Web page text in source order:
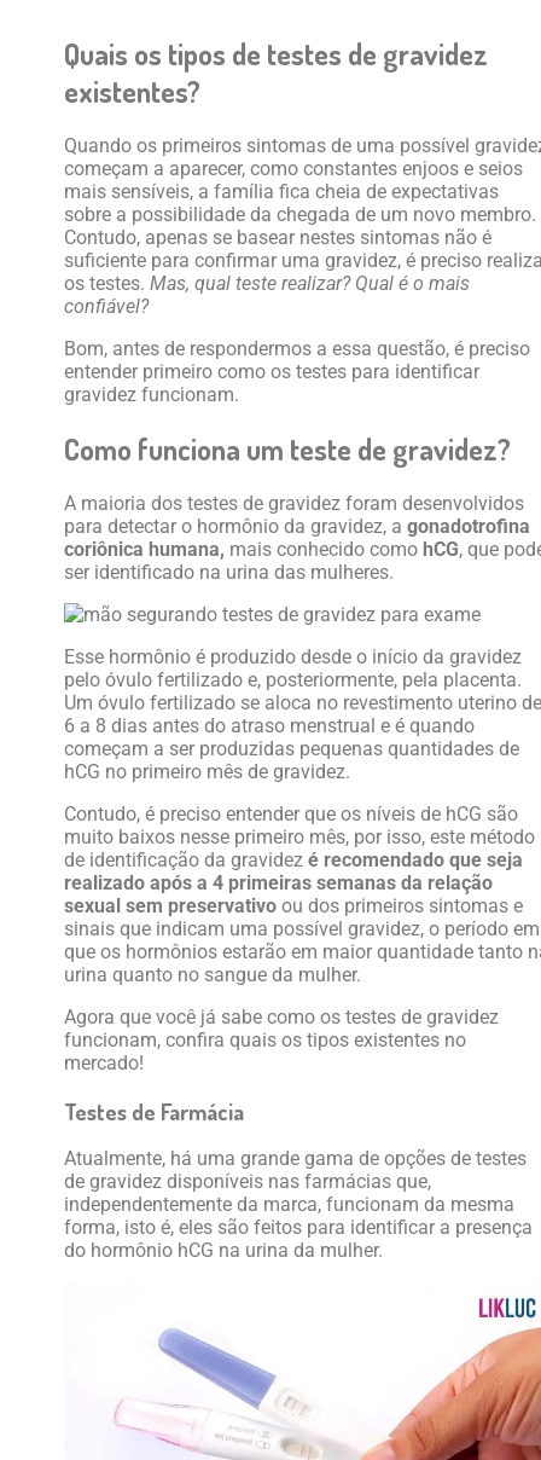
Quais os tipos de testes de gravidez
existentes?
Quando os primeiros sintomas de uma possível
começam a aparecer, como constantes enjoos e seios
mais sensíveis, a família fica cheia de expectativas
sobre a possibilidade da chegada de um novo membro.
Contudo, apenas se basear nestes sintomas não é
suficiente para confirmar uma gravidez, é preciso
os testes. Mas, qual teste realizar? Qual é o mais
confiável?
Bom, antes de respondermos a essa questão, é preciso
entender primeiro como os testes para identificar
gravidez funcionam.
Como funciona um teste de gravidez?
A maioria dos testes de gravidez foram desenvolvidos
para detectar o hormônio da gravidez, a gonadotrofina
coriônica humana, mais conhecido como hCG, que
ser identificado na urina das mulheres.
Esse hormônio é produzido desde o início da gravidez
pelo óvulo fertilizado e, posteriormente, pela placenta.
Um óvulo fertilizado se aloca no revestimento uterino de
6 a 8 dias antes do atraso menstrual e é quando
começam a ser produzidas pequenas quantidades de
hCG no primeiro mês de gravidez.
Contudo, é preciso entender que os níveis de hCG são
muito baixos nesse primeiro mês, por isso, este método
de identificação da gravidez é recomendado que seja
realizado após a 4 primeiras semanas da relação
sexual sem preservativo ou dos primeiros sintomas e
sinais que indicam uma possível gravidez, o período em
que os hormônios estarão em maior quantidade tanto
urina quanto no sangue da mulher.
Agora que você já sabe como os testes de gravidez
funcionam, confira quais os tipos existentes no
mercado!
Testes de Farmácia
Atualmente, há uma grande gama de opções de testes
de gravidez disponíveis nas farmácias que,
independentemente da marca, funcionam da mesma
forma, isto é, eles são feitos para identificar a presença
do hormônio hCG na urina da mulher.